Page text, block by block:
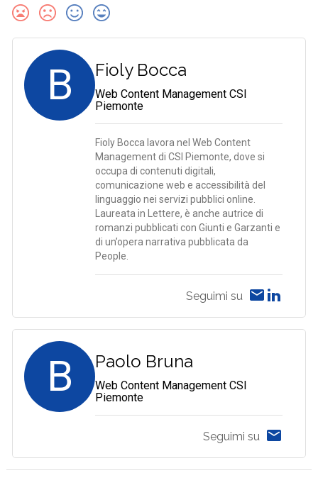
B Fioly Bocca
Web Content Management CSI
Piemonte
Fioly Bocca lavora nel Web Content
Management di CSI Piemonte, dove si
occupa di contenuti digitali,
comunicazione web e accessibilità del
linguaggio nei servizi pubblici online.
Laureata in Lettere, è anche autrice di
romanzi pubblicati con Giunti e Garzanti e
di un’opera narrativa pubblicata da
People.
Seguimi su
B Paolo Bruna
Web Content Management CSI
Piemonte
Seguimi su